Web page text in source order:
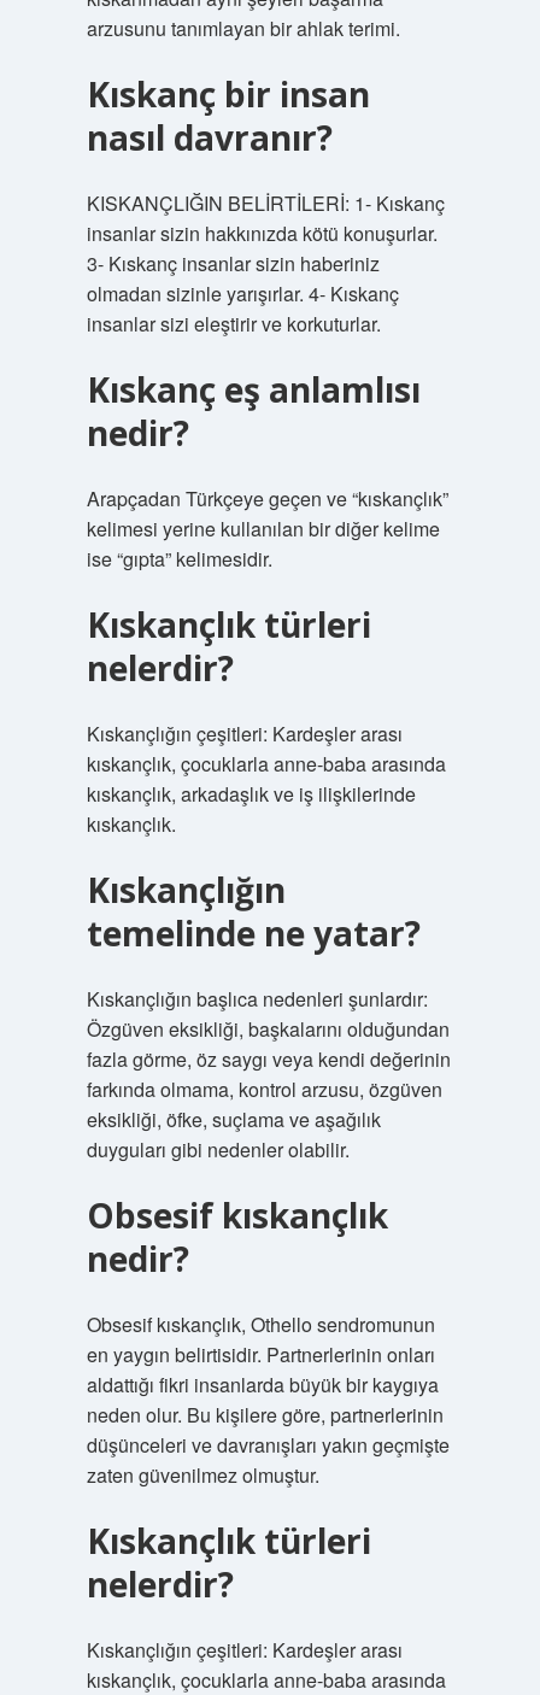
arzusunu tanımlayan bir ahlak terimi.
Kıskanç bir insan
nasıl davranır?
KISKANÇLIĞIN BELİRTİLERİ: 1- Kıskanç
insanlar sizin hakkınızda kötü konuşurlar.
3- Kıskanç insanlar sizin haberiniz
olmadan sizinle yarışırlar. 4- Kıskanç
insanlar sizi eleştirir ve korkuturlar.
Kıskanç eş anlamlısı
nedir?
Arapçadan Türkçeye geçen ve “kıskançlık”
kelimesi yerine kullanılan bir diğer kelime
ise “gıpta” kelimesidir.
Kıskançlık türleri
nelerdir?
Kıskançlığın çeşitleri: Kardeşler arası
kıskançlık, çocuklarla anne-baba arasında
kıskançlık, arkadaşlık ve iş ilişkilerinde
kıskançlık.
Kıskançlığın
temelinde ne yatar?
Kıskançlığın başlıca nedenleri şunlardır:
Özgüven eksikliği, başkalarını olduğundan
fazla görme, öz saygı veya kendi değerinin
farkında olmama, kontrol arzusu, özgüven
eksikliği, öfke, suçlama ve aşağılık
duyguları gibi nedenler olabilir.
Obsesif kıskançlık
nedir?
Obsesif kıskançlık, Othello sendromunun
en yaygın belirtisidir. Partnerlerinin onları
aldattığı fikri insanlarda büyük bir kaygıya
neden olur. Bu kişilere göre, partnerlerinin
düşünceleri ve davranışları yakın geçmişte
zaten güvenilmez olmuştur.
Kıskançlık türleri
nelerdir?
Kıskançlığın çeşitleri: Kardeşler arası
kıskançlık, çocuklarla anne-baba arasında